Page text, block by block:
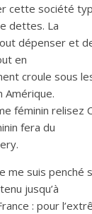
cette société
dettes. La
dépenser et
en
croule sous
Amérique.
féminin relisez
fera du
me suis penché
jusqu’à
: pour